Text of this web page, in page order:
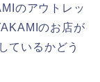
のアウトレッ
のお店が
ているかどう